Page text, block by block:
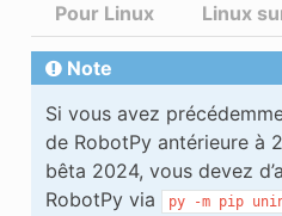
Note
Si vous avez
de RobotPy antérieure à
bêta 2024, vous devez
RobotPy via
py -m pip
Pour Linux Linux